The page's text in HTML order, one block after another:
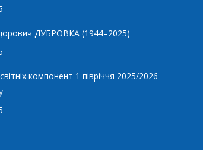
ДУБРОВКА (1944–2025)
компонент 1 півріччя 2025/2026